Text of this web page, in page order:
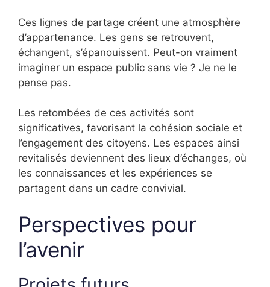
Ces lignes de partage créent une atmosphère
d’appartenance. Les gens se retrouvent,
échangent, s’épanouissent. Peut-on vraiment
imaginer un espace public sans vie ? Je ne le
pense pas.
Les retombées de ces activités sont
significatives, favorisant la cohésion sociale et
l’engagement des citoyens. Les espaces ainsi
revitalisés deviennent des lieux d’échanges, où
les connaissances et les expériences se
partagent dans un cadre convivial.
Perspectives pour
l’avenir